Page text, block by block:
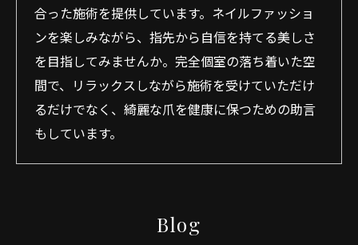
合った施術を提供しています。ネイルファッショ
ンを楽しみながら、指先から自信を持てる美しさ
を目指してみませんか。完全個室の落ち着いた空
間で、リラックスしながら施術を受けていただけ
るだけでなく、綺麗な爪を健康に保つための助言
もしています。
Blog